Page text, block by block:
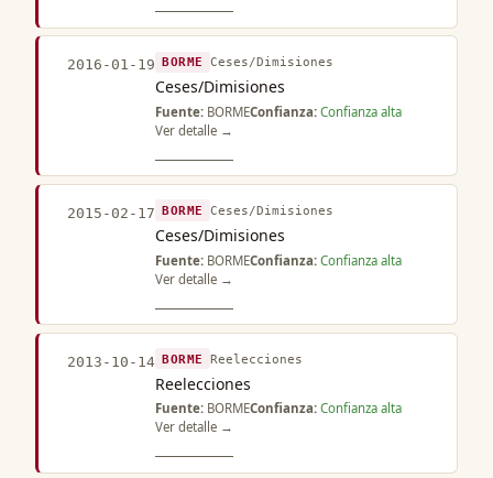
2016-01-19 BORME Ceses/Dimisiones
Ceses/Dimisiones
Fuente: BORMEConfianza: Confianza alta
Ver detalle →
2015-02-17 BORME Ceses/Dimisiones
Ceses/Dimisiones
Fuente: BORMEConfianza: Confianza alta
Ver detalle →
2013-10-14 BORME Reelecciones
Reelecciones
Fuente: BORMEConfianza: Confianza alta
Ver detalle →